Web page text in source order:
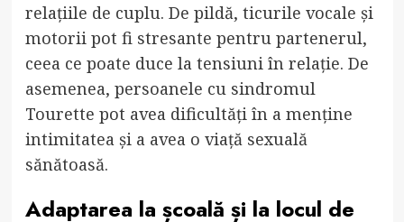
relațiile de cuplu. De pildă, ticurile vocale și
motorii pot fi stresante pentru partenerul,
ceea ce poate duce la tensiuni în relație. De
asemenea, persoanele cu sindromul
Tourette pot avea dificultăți în a menține
intimitatea și a avea o viață sexuală
sănătoasă.
Adaptarea la școală și la locul de